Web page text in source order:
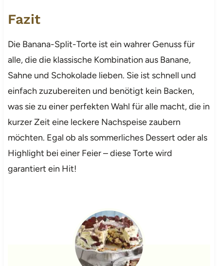
Fazit
Die Banana-Split-Torte ist ein wahrer Genuss für
alle, die die klassische Kombination aus Banane,
Sahne und Schokolade lieben. Sie ist schnell und
einfach zuzubereiten und benötigt kein Backen,
was sie zu einer perfekten Wahl für alle macht, die in
kurzer Zeit eine leckere Nachspeise zaubern
möchten. Egal ob als sommerliches Dessert oder als
Highlight bei einer Feier – diese Torte wird
garantiert ein Hit!